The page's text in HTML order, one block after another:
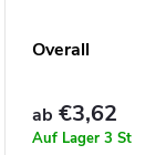
Overall
ab €3,62
Auf Lager 3 St